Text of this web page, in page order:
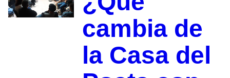
cambia de
la Casa del